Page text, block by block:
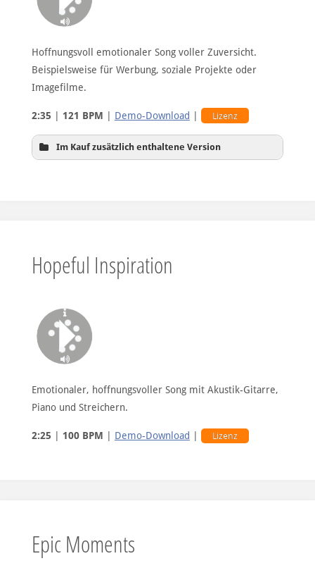
Hoffnungsvoll emotionaler Song voller Zuversicht.
Beispielsweise für Werbung, soziale Projekte oder
Imagefilme.
2:35 | 121 BPM | Demo-Download | Lizenz
Im Kauf zusätzlich enthaltene Version
Hopeful Inspiration
Emotionaler, hoffnungsvoller Song mit Akustik-Gitarre,
Piano und Streichern.
2:25 100 BPM Demo-Download Lizenz
Epic Moments